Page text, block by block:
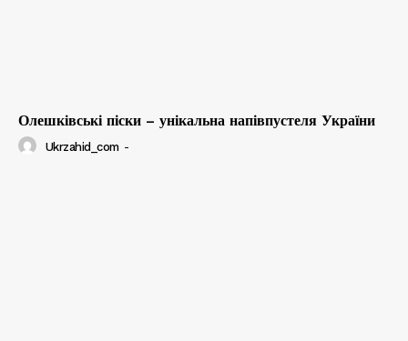
Олешківські піски – унікальна напівпустеля України
Ukrzahid_com -